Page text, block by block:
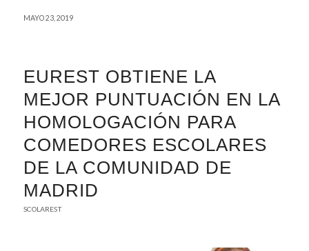
MAYO 23, 2019
EUREST OBTIENE LA
MEJOR PUNTUACIÓN EN LA
HOMOLOGACIÓN PARA
COMEDORES ESCOLARES
DE LA COMUNIDAD DE
MADRID
SCOLAREST